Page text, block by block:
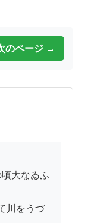
のページ →
川をうづ